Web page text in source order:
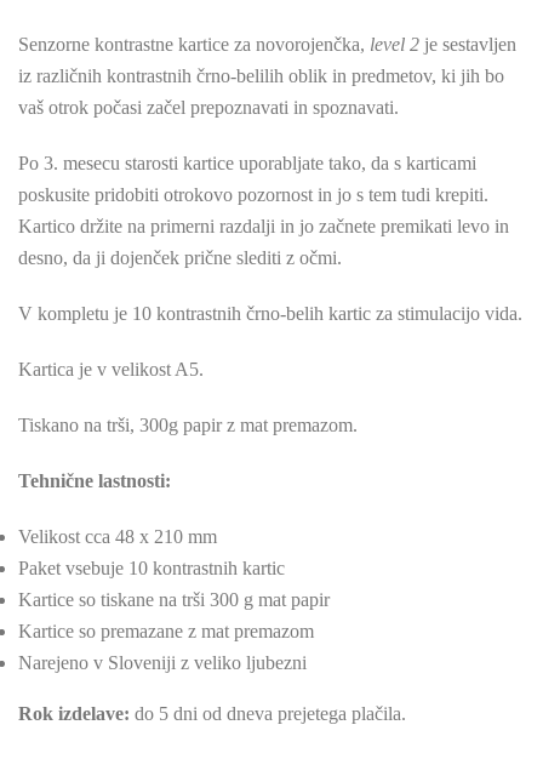
Senzorne kontrastne kartice za novorojenčka, level 2 je sestavljen
iz različnih kontrastnih črno-belilih oblik in predmetov, ki jih bo
vaš otrok počasi začel prepoznavati in spoznavati.
Po 3. mesecu starosti kartice uporabljate tako, da s karticami
poskusite pridobiti otrokovo pozornost in jo s tem tudi krepiti.
Kartico držite na primerni razdalji in jo začnete premikati levo in
desno, da ji dojenček prične slediti z očmi.
V kompletu je 10 kontrastnih črno-belih kartic za stimulacijo vida.
Kartica je v velikost A5.
Tiskano na trši, 300g papir z mat premazom.
Tehnične lastnosti:
Velikost cca 48 x 210 mm
Paket vsebuje 10 kontrastnih kartic
Kartice so tiskane na trši 300 g mat papir
Kartice so premazane z mat premazom
Narejeno v Sloveniji z veliko ljubezni
Rok izdelave: do 5 dni od dneva prejetega plačila.